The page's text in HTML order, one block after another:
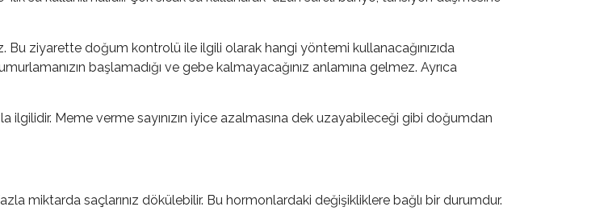
ziyarette doğum kontrolü ile ilgili olarak hangi yöntemi kullanacağınızıda
başlamadığı ve gebe kalmayacağınız anlamına gelmez. Ayrıca
Meme verme sayınızın iyice azalmasına dek uzayabileceği gibi doğumdan
miktarda saçlarınız dökülebilir. Bu hormonlardaki değişikliklere bağlı bir durumdur.